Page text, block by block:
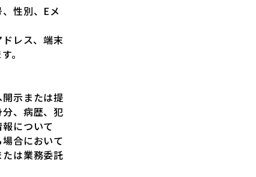
性別、Eメ
レス、端末
。
示または提
、病歴、犯
について
合において
は業務委託